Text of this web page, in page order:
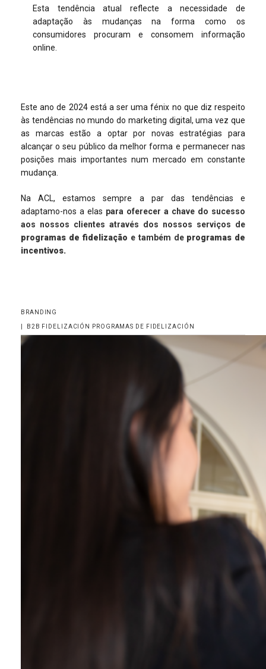
Esta tendência atual reflecte a necessidade de
adaptação às mudanças na forma como os
consumidores procuram e consomem informação
online.
Este ano de 2024 está a ser uma fénix no que diz respeito
às tendências no mundo do marketing digital, uma vez que
as marcas estão a optar por novas estratégias para
alcançar o seu público da melhor forma e permanecer nas
posições mais importantes num mercado em constante
mudança.
Na ACL, estamos sempre a par das tendências e
adaptamo-nos a elas para oferecer a chave do sucesso
aos nossos clientes através dos nossos serviços de
programas de fidelização e também de programas de
incentivos.
BRANDING
B2B FIDELIZACIÓN PROGRAMAS DE FIDELIZACIÓN